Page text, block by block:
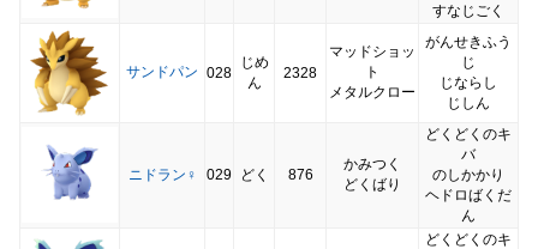
すなじごく
サンドパン 028
じめ
ん
2328
マッドショッ
ト
メタルクロー
がんせきふう
じ
じならし
じしん
ニドラン♀ 029 どく 876
かみつく
どくばり
どくどくのキ
バ
のしかかり
ヘドロばくだ
ん
どくどくのキ